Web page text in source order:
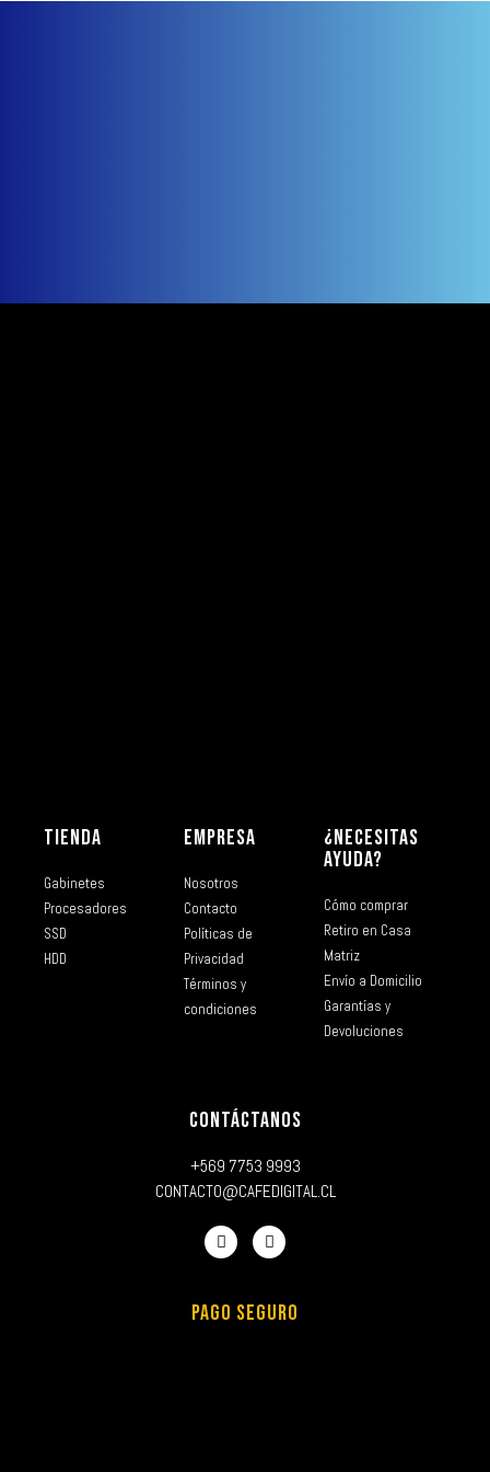
TIENDA
Gabinetes
Procesadores
SSD
HDD
EMPRESA
Nosotros
Contacto
Políticas de
Privacidad
Términos y
condiciones
¿NECESITAS
AYUDA?
Cómo comprar
Retiro en Casa
Matriz
Envío a Domicilio
Garantías y
Devoluciones
CONTÁCTANOS
+569 7753 9993
CONTACTO@CAFEDIGITAL.CL
PAGO SEGURO